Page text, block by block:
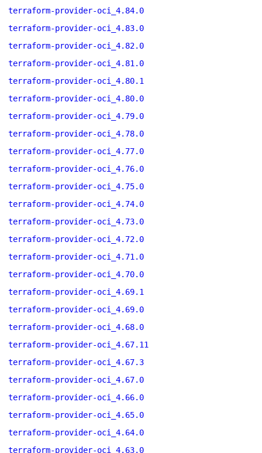
terraform-provider-oci_4.84.0
terraform-provider-oci_4.83.0
terraform-provider-oci_4.82.0
terraform-provider-oci_4.81.0
terraform-provider-oci_4.80.1
terraform-provider-oci_4.80.0
terraform-provider-oci_4.79.0
terraform-provider-oci_4.78.0
terraform-provider-oci_4.77.0
terraform-provider-oci_4.76.0
terraform-provider-oci_4.75.0
terraform-provider-oci_4.74.0
terraform-provider-oci_4.73.0
terraform-provider-oci_4.72.0
terraform-provider-oci_4.71.0
terraform-provider-oci_4.70.0
terraform-provider-oci_4.69.1
terraform-provider-oci_4.69.0
terraform-provider-oci_4.68.0
terraform-provider-oci_4.67.11
terraform-provider-oci_4.67.3
terraform-provider-oci_4.67.0
terraform-provider-oci_4.66.0
terraform-provider-oci_4.65.0
terraform-provider-oci_4.64.0
terraform-provider-oci_4.63.0